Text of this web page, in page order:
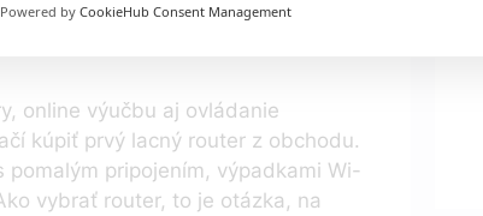
online výučbu aj ovládanie
kúpiť prvý lacný router z obchodu.
pripojením, výpadkami Wi-
vybrať router, to je otázka, na
Powered by CookieHub Consent Management